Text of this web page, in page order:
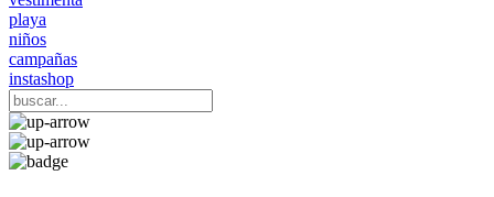
playa
niños
campañas
instashop